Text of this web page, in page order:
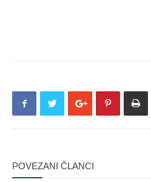
POVEZANI ČLANCI